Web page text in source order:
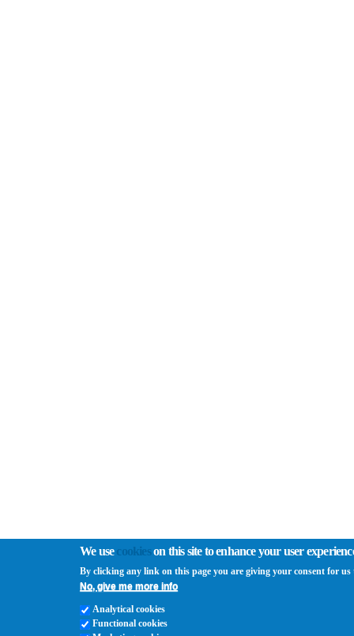
We usecookieson this site to enhance your user
By clicking any link on this page you are giving your consent for us
No, give me more info
Analytical cookies
Functional cookies